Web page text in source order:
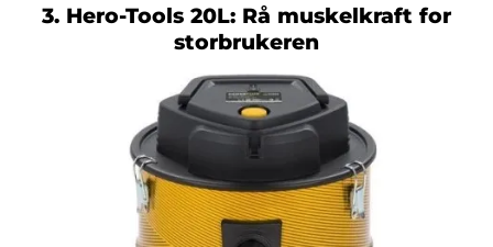
3. Hero-Tools 20L: Rå muskelkraft for
storbrukeren